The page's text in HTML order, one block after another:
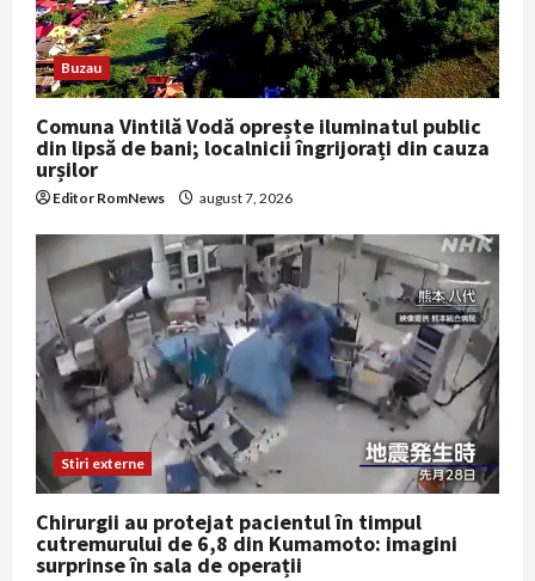
Buzau
Comuna Vintilă Vodă oprește iluminatul public
din lipsă de bani; localnicii îngrijorați din cauza
urșilor
Editor RomNews august 7, 2026
Stiri externe
Chirurgii au protejat pacientul în timpul
cutremurului de 6,8 din Kumamoto: imagini
surprinse în sala de operații